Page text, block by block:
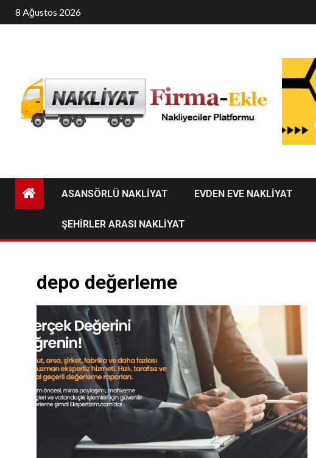
Skip
to
8 Ağustos 2026
ASANSÖRLÜ NAKLİYAT EVDEN EVE NAKLİYAT
ŞEHİRLER ARASI NAKLİYAT
depo değerleme